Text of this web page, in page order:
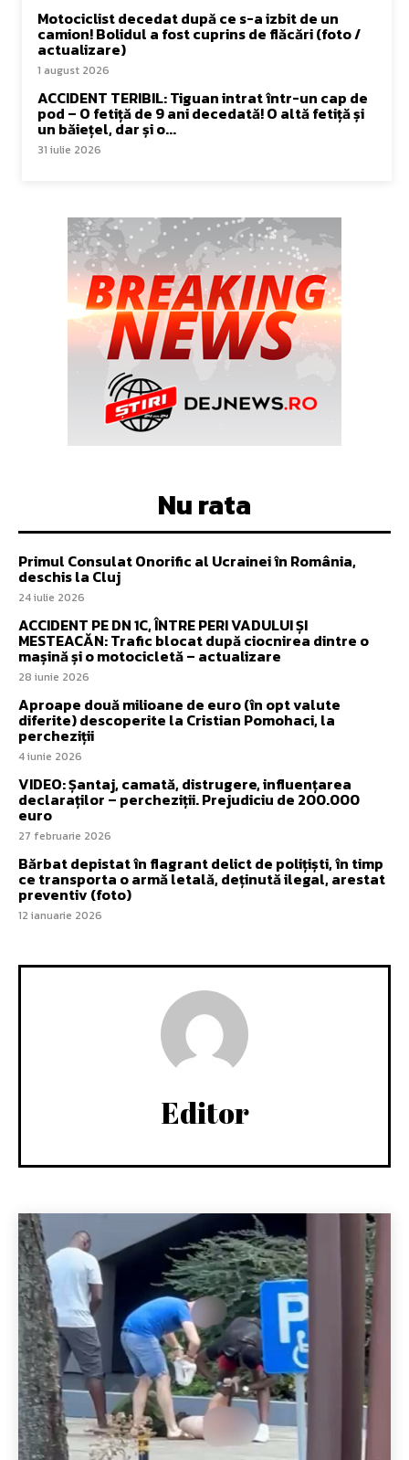
Motociclist decedat după ce s-a izbit de un
camion! Bolidul a fost cuprins de flăcări (foto /
actualizare)
1 august 2026
ACCIDENT TERIBIL: Tiguan intrat într-un cap de
pod – O fetiță de 9 ani decedată! O altă fetiță și
un băiețel, dar și o...
31 iulie 2026
Nu rata
Primul Consulat Onorific al Ucrainei în România,
deschis la Cluj
24 iulie 2026
ACCIDENT PE DN 1C, ÎNTRE PERI VADULUI ȘI
MESTEACĂN: Trafic blocat după ciocnirea dintre o
mașină și o motocicletă – actualizare
28 iunie 2026
Aproape două milioane de euro (în opt valute
diferite) descoperite la Cristian Pomohaci, la
percheziții
4 iunie 2026
VIDEO: Șantaj, camată, distrugere, influențarea
declaraților – percheziții. Prejudiciu de 200.000
euro
27 februarie 2026
Bărbat depistat în flagrant delict de polițiști, în timp
ce transporta o armă letală, deținută ilegal, arestat
preventiv (foto)
12 ianuarie 2026
Editor